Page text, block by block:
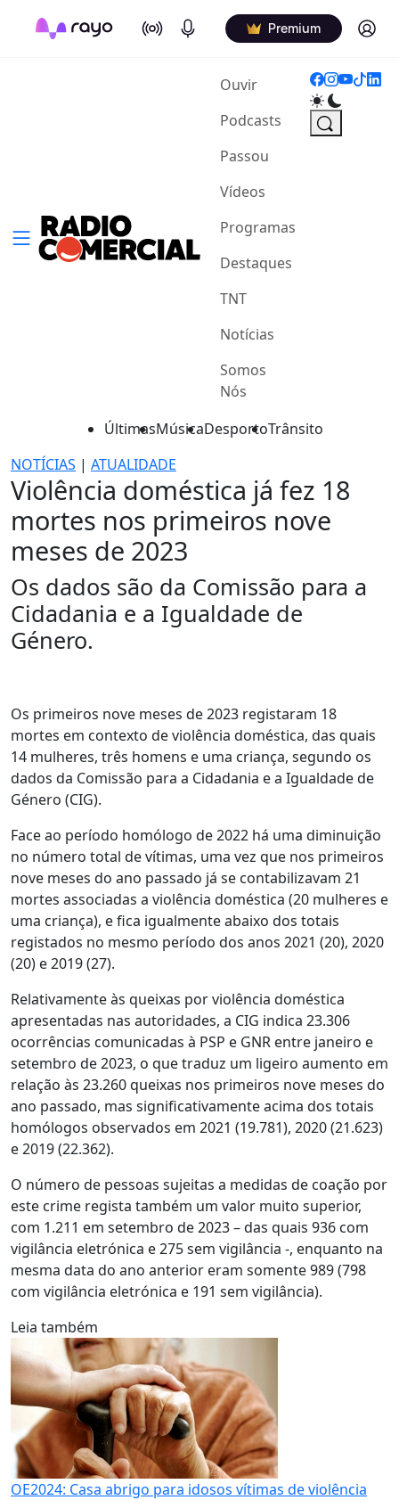
On Air Podcasts Premium Log in
Ouvir(current)
Podcasts
Passou
Vídeos
Programas
Destaques
TNT
Notícias
Somos
Nós
ÚltimasMúsicaDesportoTrânsito
NOTÍCIAS | ATUALIDADE
Violência doméstica já fez 18
mortes nos primeiros nove
meses de 2023
Os dados são da Comissão para a
Cidadania e a Igualdade de
Género.
Os primeiros nove meses de 2023 registaram 18
mortes em contexto de violência doméstica, das quais
14 mulheres, três homens e uma criança, segundo os
dados da Comissão para a Cidadania e a Igualdade de
Género (CIG).
Face ao período homólogo de 2022 há uma diminuição
no número total de vítimas, uma vez que nos primeiros
nove meses do ano passado já se contabilizavam 21
mortes associadas a violência doméstica (20 mulheres e
uma criança), e fica igualmente abaixo dos totais
registados no mesmo período dos anos 2021 (20), 2020
(20) e 2019 (27).
Relativamente às queixas por violência doméstica
apresentadas nas autoridades, a CIG indica 23.306
ocorrências comunicadas à PSP e GNR entre janeiro e
setembro de 2023, o que traduz um ligeiro aumento em
relação às 23.260 queixas nos primeiros nove meses do
ano passado, mas significativamente acima dos totais
homólogos observados em 2021 (19.781), 2020 (21.623)
e 2019 (22.362).
O número de pessoas sujeitas a medidas de coação por
este crime regista também um valor muito superior,
com 1.211 em setembro de 2023 – das quais 936 com
vigilância eletrónica e 275 sem vigilância -, enquanto na
mesma data do ano anterior eram somente 989 (798
com vigilância eletrónica e 191 sem vigilância).
Leia também
OE2024: Casa abrigo para idosos vítimas de violência